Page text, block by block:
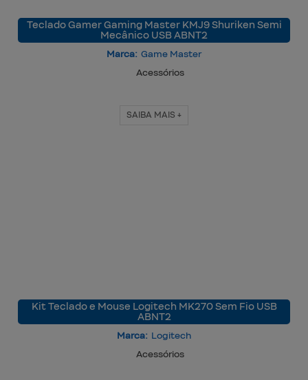
Teclado Gamer Gaming Master KMJ9 Shuriken Semi
Mecânico USB ABNT2
Marca: Game Master
Acessórios
SAIBA MAIS +
Kit Teclado e Mouse Logitech MK270 Sem Fio USB
ABNT2
Marca: Logitech
Acessórios